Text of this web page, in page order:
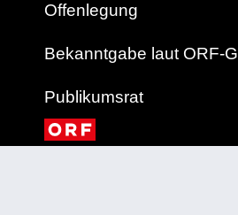
Offenlegung
Bekanntgabe laut ORF-G
Publikumsrat